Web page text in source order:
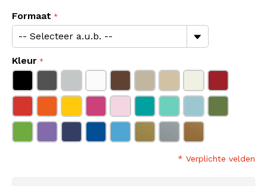
Formaat
Kleur
* Verplichte velden